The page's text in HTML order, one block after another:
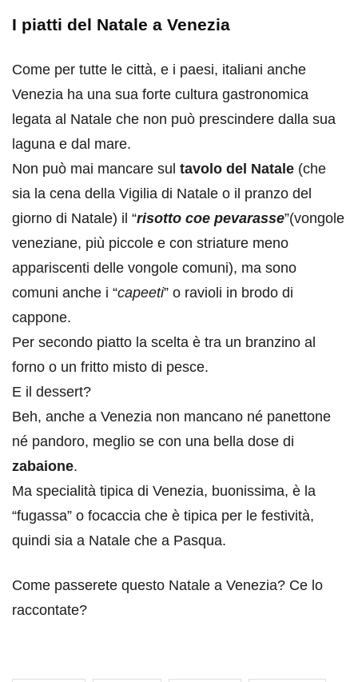
I piatti del Natale a Venezia
Come per tutte le città, e i paesi, italiani anche
Venezia ha una sua forte cultura gastronomica
legata al Natale che non può prescindere dalla sua
laguna e dal mare.
Non può mai mancare sul tavolo del Natale (che
sia la cena della Vigilia di Natale o il pranzo del
giorno di Natale) il “risotto coe pevarasse”(vongole
veneziane, più piccole e con striature meno
appariscenti delle vongole comuni), ma sono
comuni anche i “capeeti” o ravioli in brodo di
cappone.
Per secondo piatto la scelta è tra un branzino al
forno o un fritto misto di pesce.
E il dessert?
Beh, anche a Venezia non mancano né panettone
né pandoro, meglio se con una bella dose di
zabaione.
Ma specialità tipica di Venezia, buonissima, è la
“fugassa” o focaccia che è tipica per le festività,
quindi sia a Natale che a Pasqua.
Come passerete questo Natale a Venezia? Ce lo
raccontate?